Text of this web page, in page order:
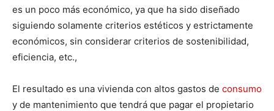
es un poco más económico, ya que ha sido diseñado
siguiendo solamente criterios estéticos y estrictamente
económicos, sin considerar criterios de sostenibilidad,
eficiencia, etc.,
El resultado es una vivienda con altos gastos de consumo
y de mantenimiento que tendrá que pagar el propietario